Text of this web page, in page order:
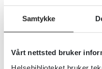
Samtykke
Vårt nettsted bruker